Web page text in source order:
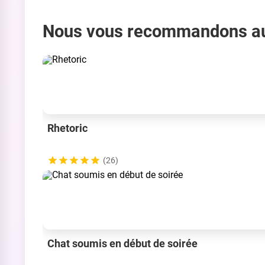
Nous vous recommandons
Rhetoric
(26)
Chat soumis en début de soirée